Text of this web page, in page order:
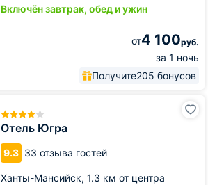
Включён завтрак, обед и ужин
от4 100руб.
за 1 ночь
Получите205 бонусов
Отель Югра
9.3 33 отзыва гостей
Ханты-Мансийск, 1.3 км от центра